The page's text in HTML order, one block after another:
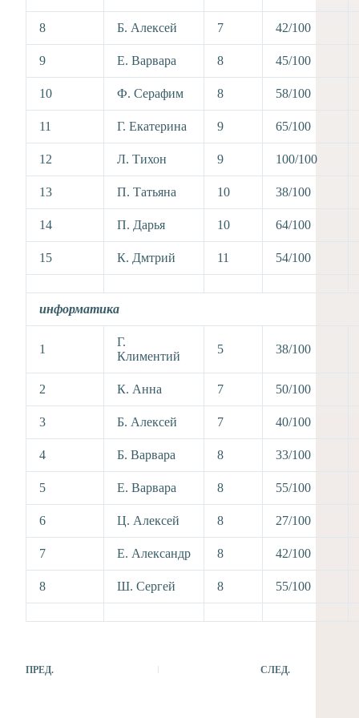
8 Б. Алексей 7 42/100
9 Е. Варвара 8 45/100
10 Ф. Серафим 8 58/100
11 Г. Екатерина 9 65/100
12 Л. Тихон 9 100/100
13 П. Татьяна 10 38/100
14 П. Дарья 10 64/100
15 К. Дмтрий 11 54/100
информатика
1
Г.
Климентий
5 38/100
2 К. Анна 7 50/100
3 Б. Алексей 7 40/100
4 Б. Варвара 8 33/100
5 Е. Варвара 8 55/100
6 Ц. Алексей 8 27/100
7 Е. Александр 8 42/100
8 Ш. Сергей 8 55/100
ПРЕД. СЛЕД.